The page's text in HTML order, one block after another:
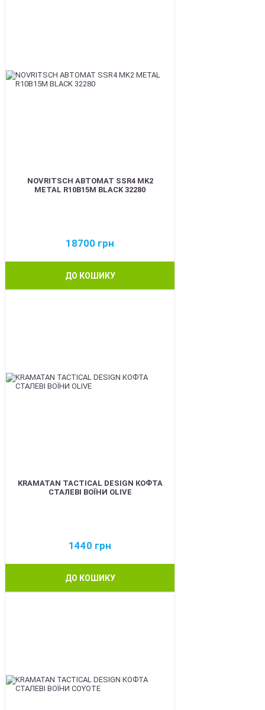
NOVRITSCH АВТОМАТ SSR4 MK2
METAL R10B15M BLACK 32280
18700 грн
ДО КОШИКУ
KRAMATAN TACTICAL DESIGN КОФТА
СТАЛЕВІ ВОЇНИ OLIVE
1440 грн
ДО КОШИКУ